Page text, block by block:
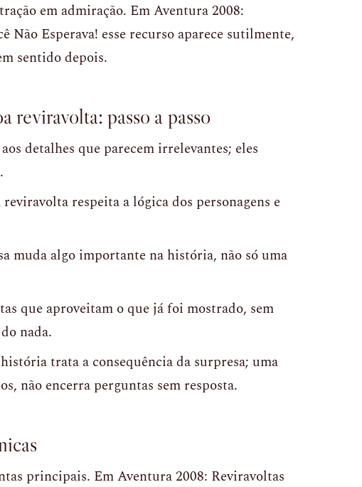
em admiração. Em Aventura 2008:
Não Esperava! esse recurso aparece sutilmente,
sentido depois.
reviravolta: passo a passo
detalhes que parecem irrelevantes; eles
respeita a lógica dos personagens e
muda algo importante na história, não só uma
que aproveitam o que já foi mostrado, sem
nada.
trata a consequência da surpresa; uma
não encerra perguntas sem resposta.
principais. Em Aventura 2008: Reviravoltas